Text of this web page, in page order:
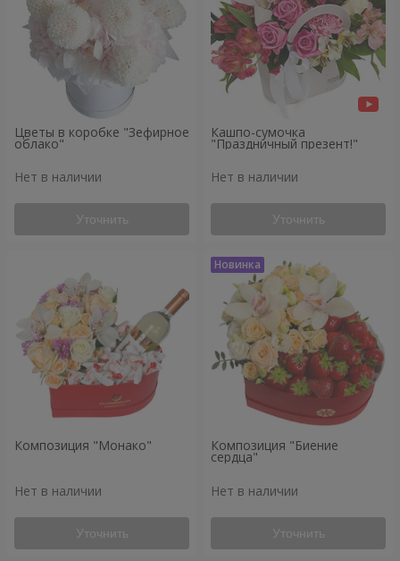
Цветы в коробке "Зефирное
облако"
Нет в наличии
Уточнить
Кашпо-сумочка
"Праздничный презент!"
Нет в наличии
Уточнить
Композиция "Монако"
Нет в наличии
Уточнить
Композиция "Биение
сердца"
Нет в наличии
Уточнить